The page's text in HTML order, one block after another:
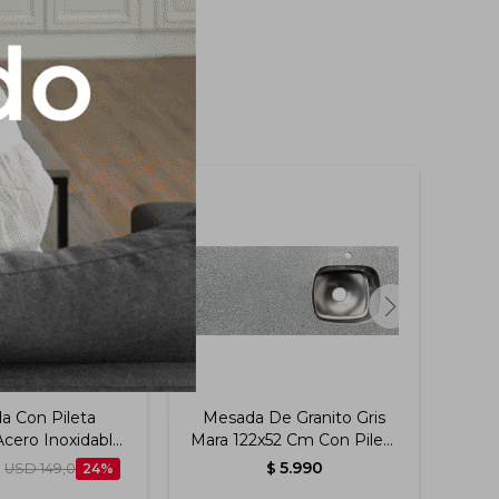
Con Pileta
Inoxidable
USD 149,0 24
Mesada De Granito Gris
Mara 122x52 Cm Con Pileta
Derecha Y Hueco Para
$ 5.990